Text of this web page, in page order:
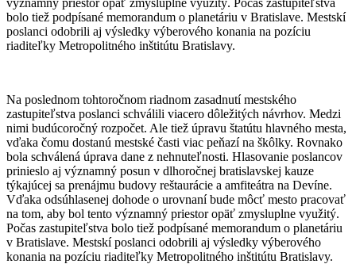
bolo tiež podpísané memorandum o planetáriu v Bratislave. Mestskí
poslanci odobrili aj výsledky výberového konania na pozíciu
riaditeľky Metropolitného inštitútu Bratislavy.
Na poslednom tohtoročnom riadnom zasadnutí mestského
zastupiteľstva poslanci schválili viacero dôležitých návrhov. Medzi
nimi budúcoročný rozpočet. Ale tiež úpravu štatútu hlavného mesta,
vďaka čomu dostanú mestské časti viac peňazí na škôlky. Rovnako
bola schválená úprava dane z nehnuteľnosti. Hlasovanie poslancov
prinieslo aj významný posun v dlhoročnej bratislavskej kauze
týkajúcej sa prenájmu budovy reštaurácie a amfiteátra na Devíne.
Vďaka odsúhlasenej dohode o urovnaní bude môcť mesto pracovať
na tom, aby bol tento významný priestor opäť zmysluplne využitý.
Počas zastupiteľstva bolo tiež podpísané memorandum o planetáriu
v Bratislave. Mestskí poslanci odobrili aj výsledky výberového
konania na pozíciu riaditeľky Metropolitného inštitútu Bratislavy.